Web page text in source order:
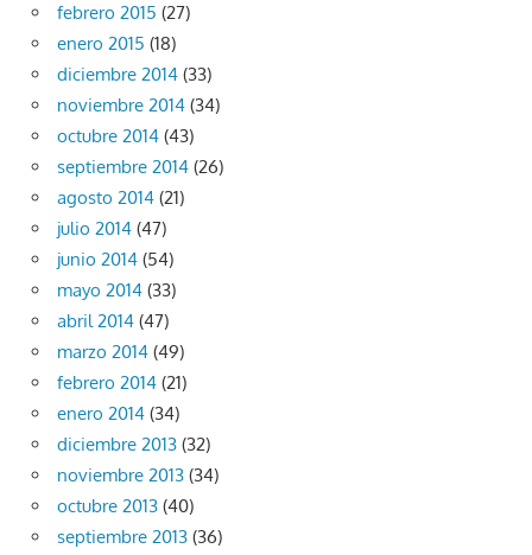
febrero 2015 (27)
enero 2015 (18)
diciembre 2014 (33)
noviembre 2014 (34)
octubre 2014 (43)
septiembre 2014 (26)
agosto 2014 (21)
julio 2014 (47)
junio 2014 (54)
mayo 2014 (33)
abril 2014 (47)
marzo 2014 (49)
febrero 2014 (21)
enero 2014 (34)
diciembre 2013 (32)
noviembre 2013 (34)
octubre 2013 (40)
septiembre 2013 (36)